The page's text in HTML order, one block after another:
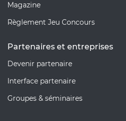
Magazine
Règlement Jeu Concours
Partenaires et entreprises
Devenir partenaire
Interface partenaire
Groupes & séminaires